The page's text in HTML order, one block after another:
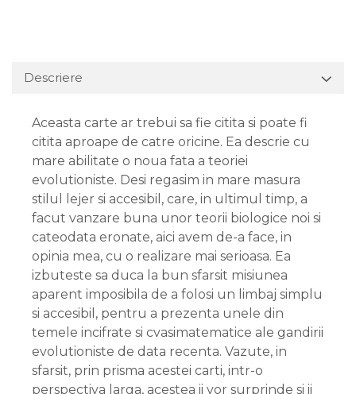
Descriere
Aceasta carte ar trebui sa fie citita si poate fi
citita aproape de catre oricine. Ea descrie cu
mare abilitate o noua fata a teoriei
evolutioniste. Desi regasim in mare masura
stilul lejer si accesibil, care, in ultimul timp, a
facut vanzare buna unor teorii biologice noi si
cateodata eronate, aici avem de-a face, in
opinia mea, cu o realizare mai serioasa. Ea
izbuteste sa duca la bun sfarsit misiunea
aparent imposibila de a folosi un limbaj simplu
si accesibil, pentru a prezenta unele din
temele incifrate si cvasimatematice ale gandirii
evolutioniste de data recenta. Vazute, in
sfarsit, prin prisma acestei carti, intr-o
perspectiva larga, acestea ii vor surprinde si ii